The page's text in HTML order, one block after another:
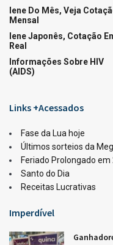
Iene Do Mês, Veja
Mensal
Iene Japonês, Cotação
Real
Informações Sobre HIV
(AIDS)
Links +Acessados
Fase da Lua hoje
Últimos sorteios da
Feriado Prolongado em
Santo do Dia
Receitas Lucrativas
Imperdível